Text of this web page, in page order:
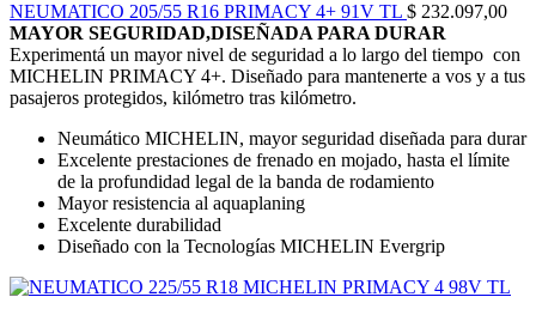
NEUMATICO 205/55 R16 PRIMACY 4+ 91V TL $ 232.097,00
MAYOR SEGURIDAD,DISEÑADA PARA DURAR
Experimentá un mayor nivel de seguridad a lo largo del tiempo con
MICHELIN PRIMACY 4+. Diseñado para mantenerte a vos y a tus
pasajeros protegidos, kilómetro tras kilómetro.
Neumático MICHELIN, mayor seguridad diseñada para durar
Excelente prestaciones de frenado en mojado, hasta el límite
de la profundidad legal de la banda de rodamiento
Mayor resistencia al aquaplaning
Excelente durabilidad
Diseñado con la Tecnologías MICHELIN Evergrip